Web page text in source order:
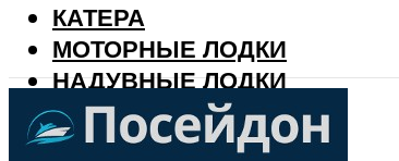
КАТЕРА
МОТОРНЫЕ ЛОДКИ
НАДУВНЫЕ ЛОДКИ
РЫБАЛКА
КАЛЕНДАРЬ РЫБАКА